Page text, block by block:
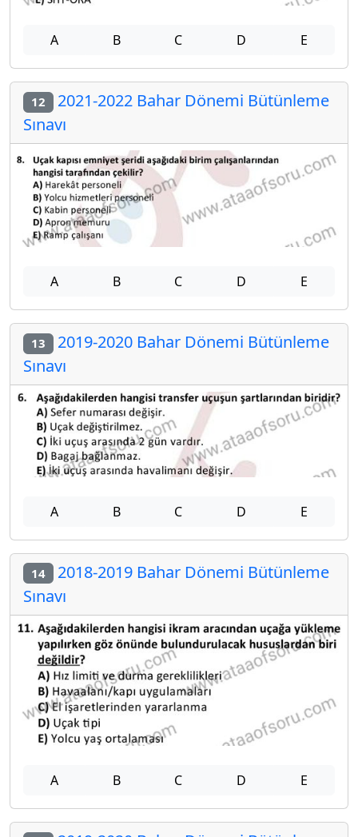
A B C D E
12 2021-2022 Bahar Dönemi Bütünleme
Sınavı
A B C D E
13 2019-2020 Bahar Dönemi Bütünleme
Sınavı
A B C D E
14 2018-2019 Bahar Dönemi Bütünleme
Sınavı
A B C D E